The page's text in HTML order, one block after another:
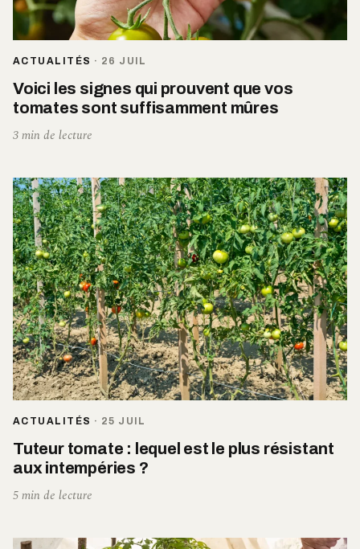
ACTUALITÉS · 26 JUIL
Voici les signes qui prouvent que vos
tomates sont suffisamment mûres
3 min de lecture
ACTUALITÉS · 25 JUIL
Tuteur tomate : lequel est le plus résistant
aux intempéries ?
5 min de lecture